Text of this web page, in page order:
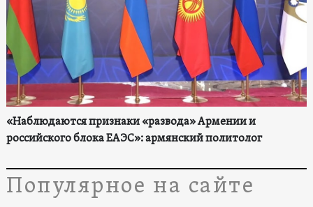
«Наблюдаются признаки «развода» Армении и
российского блока ЕАЭС»: армянский политолог
Популярное на сайте